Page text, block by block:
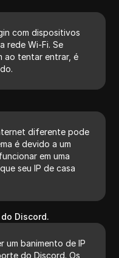
com dispositivos
rede Wi-Fi. Se
ao tentar entrar, é
diferente pode
é devido a um
em uma
seu IP de casa
Discord.
um banimento de IP
do Discord. Os